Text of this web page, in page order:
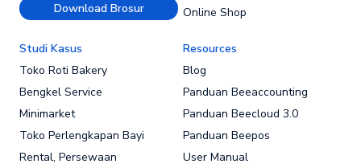
Download Brosur
Online Shop
Studi Kasus
Toko Roti Bakery
Bengkel Service
Minimarket
Toko Perlengkapan Bayi
Rental, Persewaan
Resources
Blog
Panduan Beeaccounting
Panduan Beecloud 3.0
Panduan Beepos
User Manual